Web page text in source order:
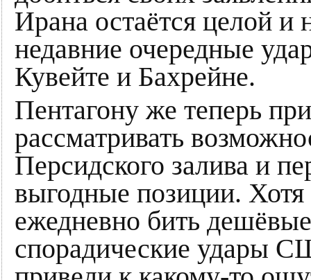
Ирана остаётся целой и
недавние очередные
Кувейте и Бахрейне.
Пентагону же теперь
рассматривать
Персидского залива и
выгодные позиции.
ежедневно бить
спорадические удары